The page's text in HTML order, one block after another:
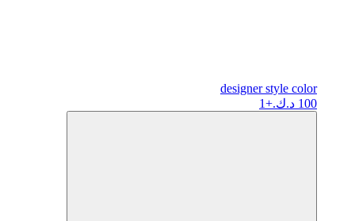
designerstyle color
100 د.ك.
+1